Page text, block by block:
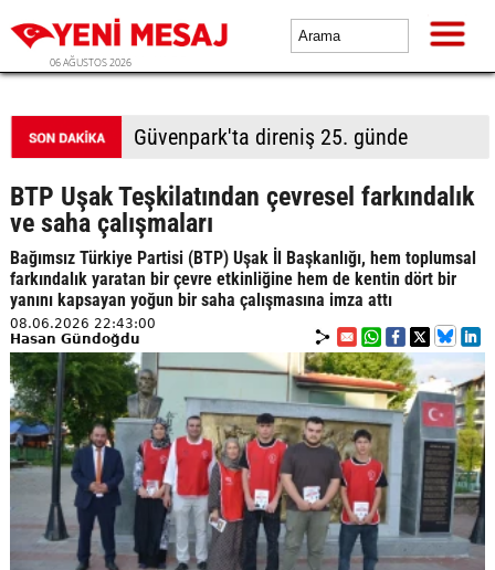
06 AĞUSTOS 2026
Güvenpark'ta direniş 25. günde
BTP Uşak Teşkilatından çevresel farkındalık
ve saha çalışmaları
Bağımsız Türkiye Partisi (BTP) Uşak İl Başkanlığı, hem toplumsal
farkındalık yaratan bir çevre etkinliğine hem de kentin dört bir
yanını kapsayan yoğun bir saha çalışmasına imza attı
08.06.2026 22:43:00
Hasan Gündoğdu